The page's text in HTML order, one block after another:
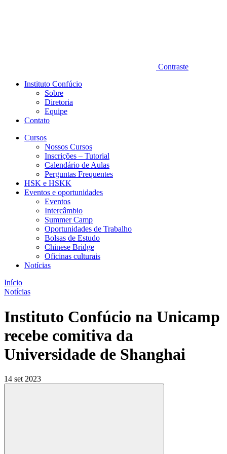
Contraste
Instituto Confúcio
Sobre
Diretoria
Equipe
Contato
Cursos
Nossos Cursos
Inscrições – Tutorial
Calendário de Aulas
Perguntas Frequentes
HSK e HSKK
Eventos e oportunidades
Eventos
Intercâmbio
Summer Camp
Oportunidades de Trabalho
Bolsas de Estudo
Chinese Bridge
Oficinas culturais
Notícias
Início
Notícias
Instituto Confúcio na Unicamp
recebe comitiva da
Universidade de Shanghai
14 set 2023